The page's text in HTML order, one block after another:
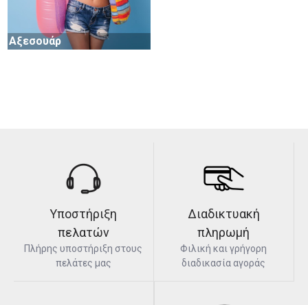
Αξεσουάρ
Υποστήριξη
πελατών
Πλήρης υποστήριξη στους
πελάτες μας
Διαδικτυακή
πληρωμή
Φιλική και γρήγορη
διαδικασία αγοράς